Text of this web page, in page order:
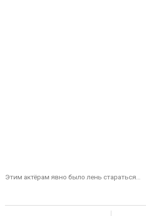
Этим актёрам явно было лень стараться…